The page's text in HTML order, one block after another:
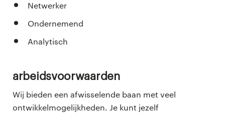
Netwerker
Ondernemend
Analytisch
Arbeidsvoorwaarden
Wij bieden een afwisselende baan met veel
ontwikkelmogelijkheden. Je kunt jezelf